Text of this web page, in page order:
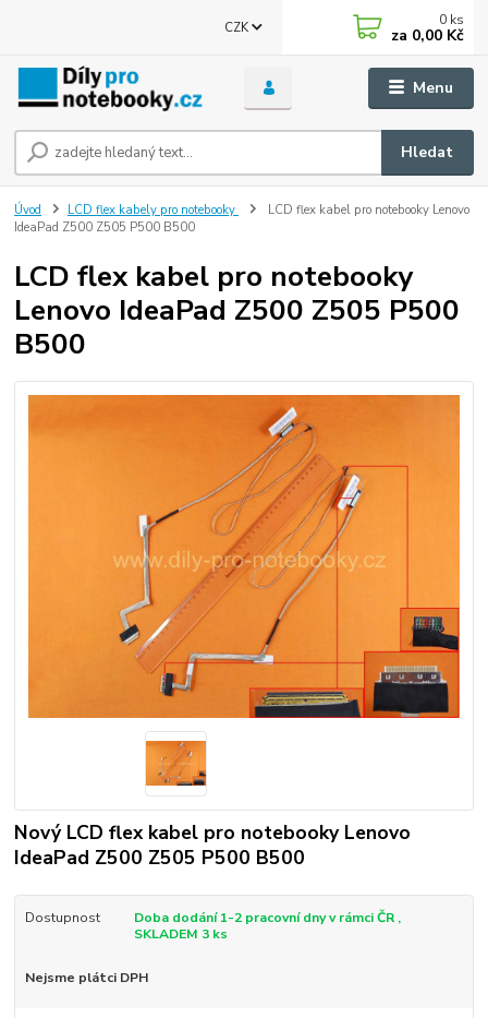
Menu
CZK
Hledat
0 ks
za 0,00 Kč
Úvod LCD flex kabely pro notebooky
LCD flex kabel pro notebooky Lenovo
IdeaPad Z500 Z505 P500 B500
LCD flex kabel pro notebooky
Lenovo IdeaPad Z500 Z505 P500
B500
Nový LCD flex kabel pro notebooky Lenovo
IdeaPad Z500 Z505 P500 B500
Dostupnost
Doba dodání 1-2 pracovní dny v rámci ČR ,
SKLADEM 3 ks
Nejsme plátci DPH